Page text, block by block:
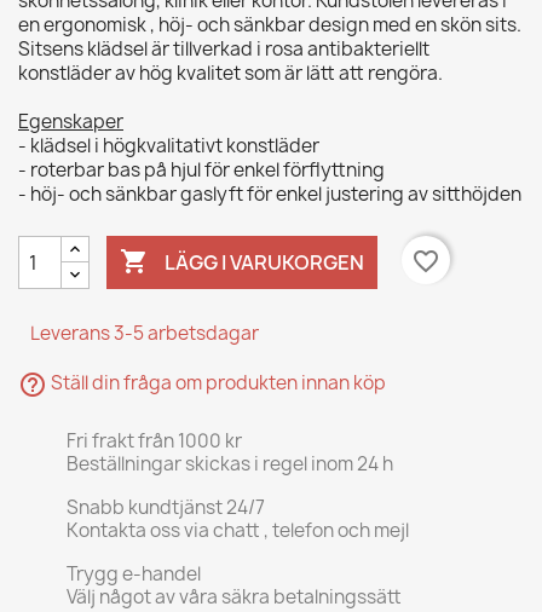
en ergonomisk , höj- och sänkbar design med en skön sits.
Sitsens klädsel är tillverkad i rosa antibakteriellt
konstläder av hög kvalitet som är lätt att rengöra.
Egenskaper
- klädsel i högkvalitativt konstläder
- roterbar bas på hjul för enkel förflyttning
- höj- och sänkbar gaslyft för enkel justering av sitthöjden
 LÄGG I VARUKORGEN favorite_border
Leverans 3-5 arbetsdagar
help_outline Ställ din fråga om produkten innan köp
Fri frakt från 1000 kr
Beställningar skickas i regel inom 24 h
Snabb kundtjänst 24/7
Kontakta oss via chatt , telefon och mejl
Trygg e-handel
Välj något av våra säkra betalningssätt